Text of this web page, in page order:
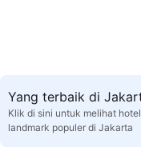
Yang terbaik di
Klik di sini untuk melihat
landmark populer di Jakarta